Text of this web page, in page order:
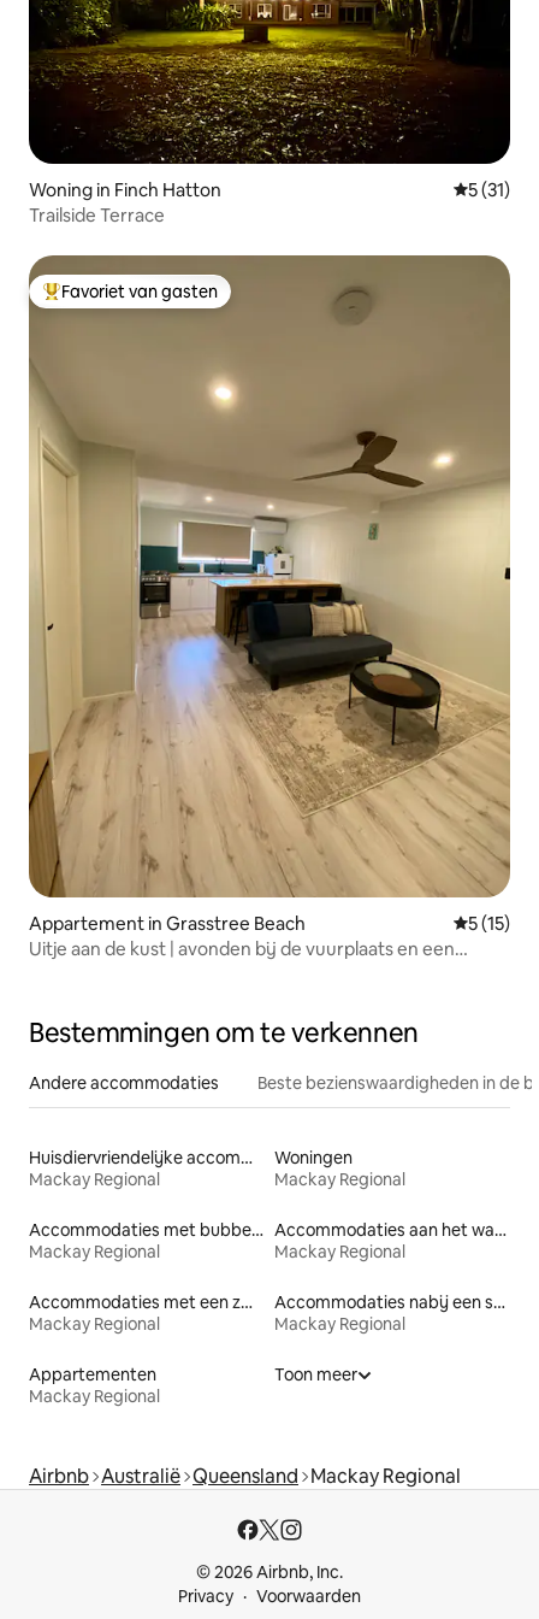
Woning in Finch Hatton
5 (31)
Trailside Terrace
Topfavoriet van gasten
Favoriet van gasten
Appartement in Grasstree Beach
5 (15)
Uitje aan de kust | avonden bij de vuurplaats en een
Bestemmingen om te verkennen
Andere accommodaties Beste bezienswaardigheden in de
Huisdiervriendelijke accommodaties
Mackay Regional
Woningen
Mackay Regional
Accommodaties met bubbelbad
Mackay Regional
Accommodaties aan het water
Mackay Regional
Accommodaties met een zwembad
Mackay Regional
Accommodaties nabij een strand
Mackay Regional
Appartementen
Mackay Regional
Toon meer
Airbnb Australië Queensland Mackay Regional
© 2026 Airbnb, Inc.
Privacy
Voorwaarden